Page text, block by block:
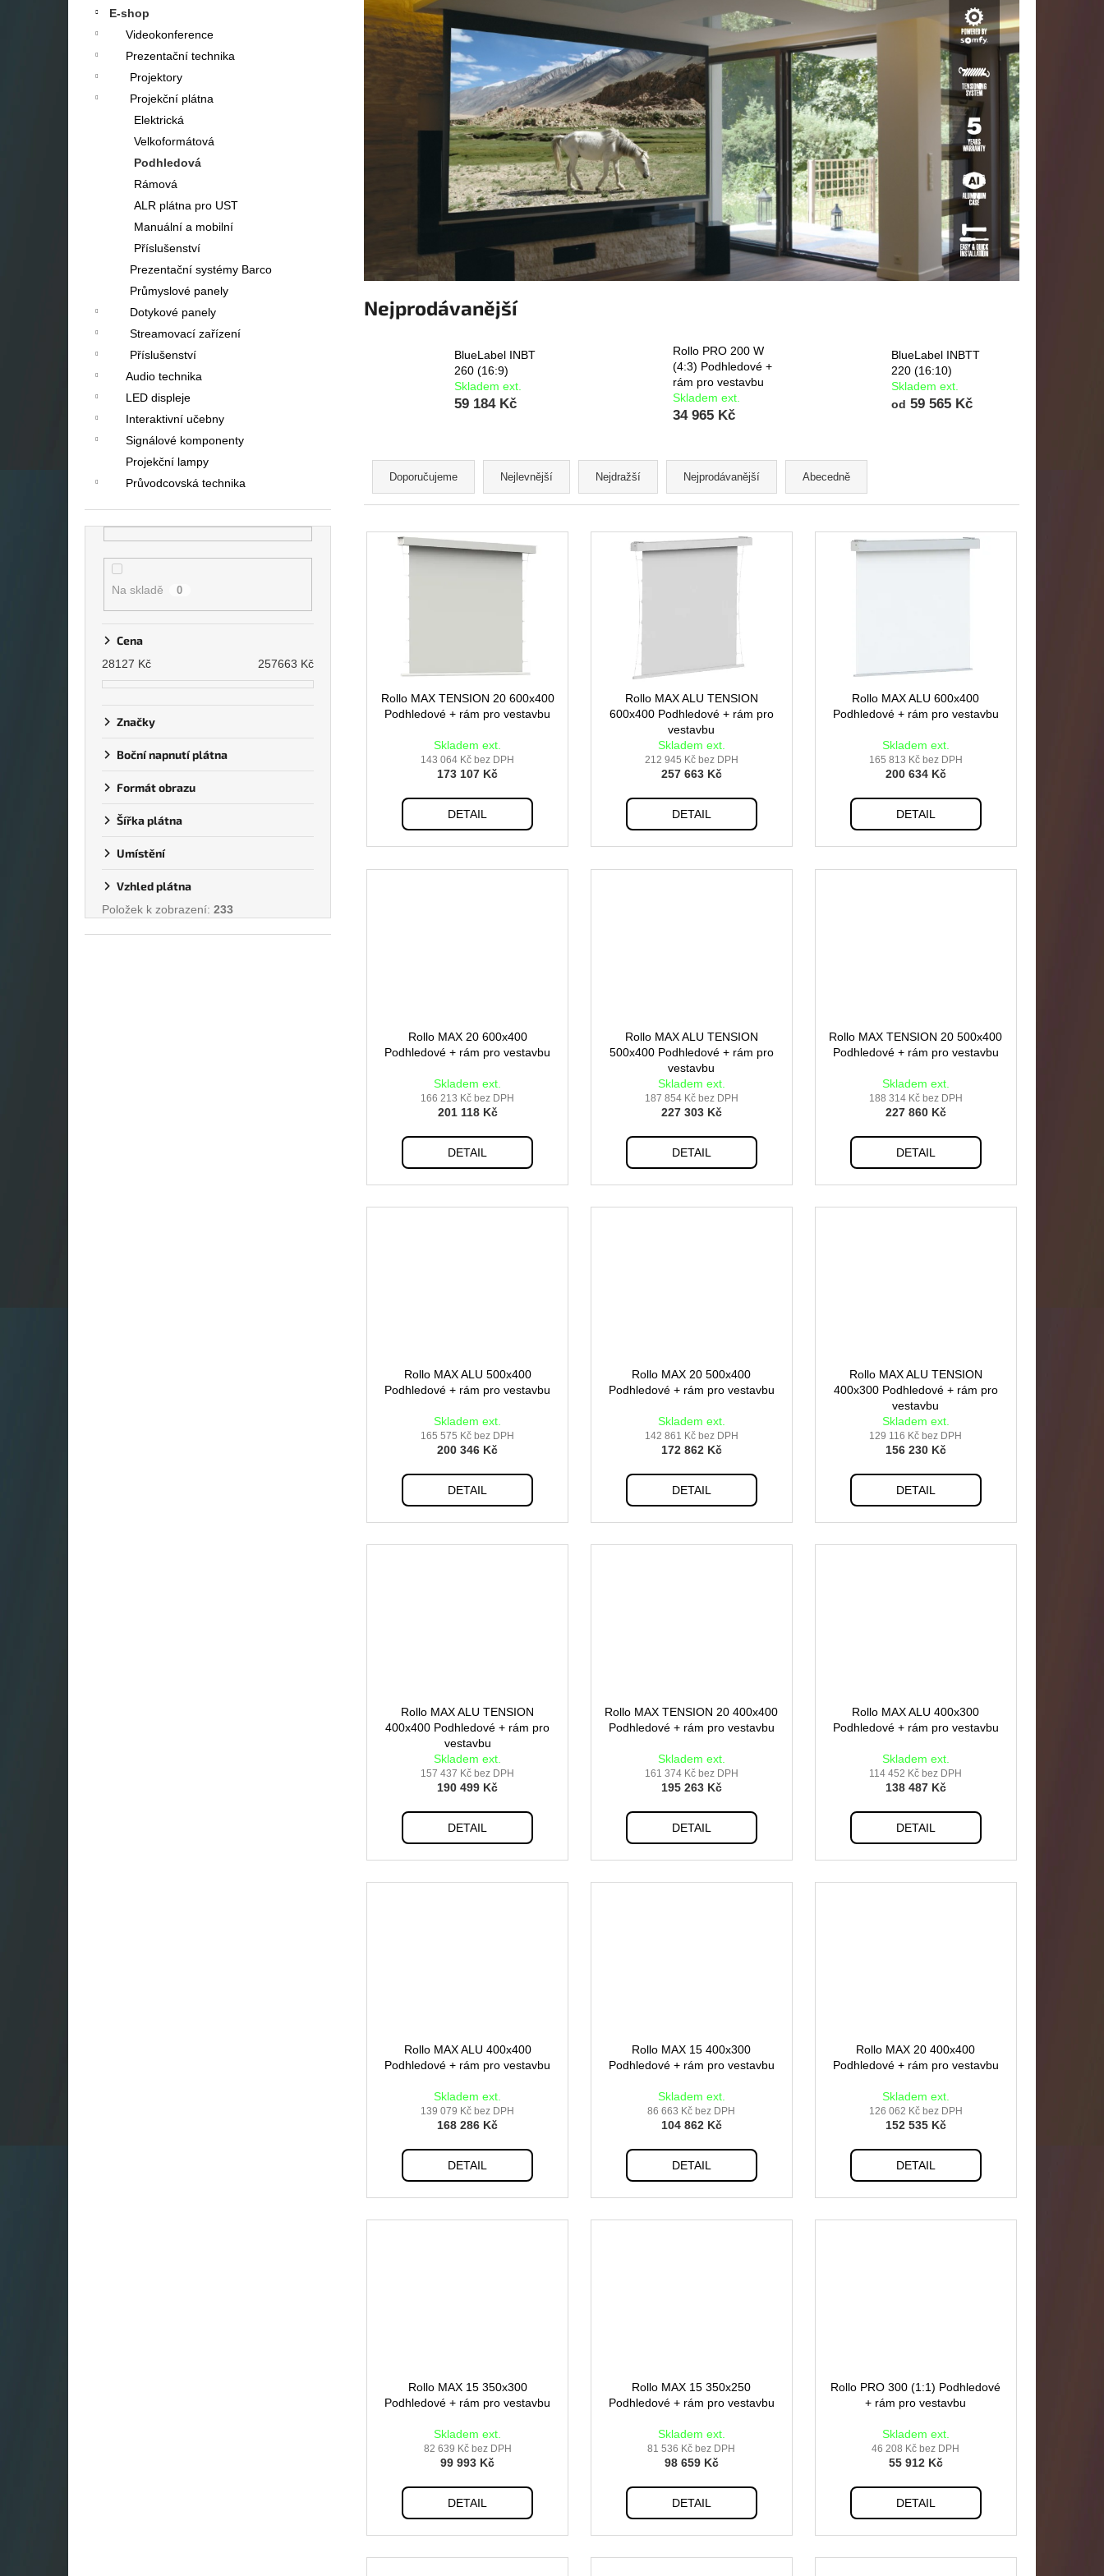
E-shop
Videokonference
Prezentační technika
Projektory
Projekční plátna
Elektrická
Velkoformátová
Podhledová
Rámová
ALR plátna pro UST
Manuální a mobilní
Příslušenství
Prezentační systémy Barco
Průmyslové panely
Dotykové panely
Streamovací zařízení
Příslušenství
Audio technika
LED displeje
Interaktivní učebny
Signálové komponenty
Projekční lampy
Průvodcovská technika
Na skladě 0
Cena
28127 Kč 257663 Kč
Značky
Boční napnutí plátna
Formát obrazu
Šířka plátna
Umístění
Vzhled plátna
Položek k zobrazení: 233
Nejprodávanější
BlueLabel INBT
260 (16:9)
Skladem ext.
59 184 Kč
Rollo PRO 200 W
(4:3) Podhledové +
rám pro vestavbu
Skladem ext.
34 965 Kč
BlueLabel INBTT
220 (16:10)
Skladem ext.
od 59 565 Kč
Ř
z
Doporučujeme Nejlevnější Nejdražší Nejprodávanější Abecedně
V
Rollo MAX TENSION 20 600x400
Podhledové + rám pro vestavbu
Skladem ext.
143 064 Kč bez DPH
173 107 Kč
DETAIL
Rollo MAX ALU TENSION
600x400 Podhledové + rám pro
vestavbu
Skladem ext.
212 945 Kč bez DPH
257 663 Kč
DETAIL
Rollo MAX ALU 600x400
Podhledové + rám pro vestavbu
Skladem ext.
165 813 Kč bez DPH
200 634 Kč
DETAIL
Rollo MAX 20 600x400
Podhledové + rám pro vestavbu
Skladem ext.
166 213 Kč bez DPH
201 118 Kč
DETAIL
Rollo MAX ALU TENSION
500x400 Podhledové + rám pro
vestavbu
Skladem ext.
187 854 Kč bez DPH
227 303 Kč
DETAIL
Rollo MAX TENSION 20 500x400
Podhledové + rám pro vestavbu
Skladem ext.
188 314 Kč bez DPH
227 860 Kč
DETAIL
Rollo MAX ALU 500x400
Podhledové + rám pro vestavbu
Skladem ext.
165 575 Kč bez DPH
200 346 Kč
DETAIL
Rollo MAX 20 500x400
Podhledové + rám pro vestavbu
Skladem ext.
142 861 Kč bez DPH
172 862 Kč
DETAIL
Rollo MAX ALU TENSION
400x300 Podhledové + rám pro
vestavbu
Skladem ext.
129 116 Kč bez DPH
156 230 Kč
DETAIL
Rollo MAX ALU TENSION
400x400 Podhledové + rám pro
vestavbu
Skladem ext.
157 437 Kč bez DPH
190 499 Kč
DETAIL
Rollo MAX TENSION 20 400x400
Podhledové + rám pro vestavbu
Skladem ext.
161 374 Kč bez DPH
195 263 Kč
DETAIL
Rollo MAX ALU 400x300
Podhledové + rám pro vestavbu
Skladem ext.
114 452 Kč bez DPH
138 487 Kč
DETAIL
Rollo MAX ALU 400x400
Podhledové + rám pro vestavbu
Skladem ext.
139 079 Kč bez DPH
168 286 Kč
DETAIL
Rollo MAX 15 400x300
Podhledové + rám pro vestavbu
Skladem ext.
86 663 Kč bez DPH
104 862 Kč
DETAIL
Rollo MAX 20 400x400
Podhledové + rám pro vestavbu
Skladem ext.
126 062 Kč bez DPH
152 535 Kč
DETAIL
Rollo MAX 15 350x300
Podhledové + rám pro vestavbu
Skladem ext.
82 639 Kč bez DPH
99 993 Kč
DETAIL
Rollo MAX 15 350x250
Podhledové + rám pro vestavbu
Skladem ext.
81 536 Kč bez DPH
98 659 Kč
DETAIL
Rollo PRO 300 (1:1) Podhledové
+ rám pro vestavbu
Skladem ext.
46 208 Kč bez DPH
55 912 Kč
DETAIL